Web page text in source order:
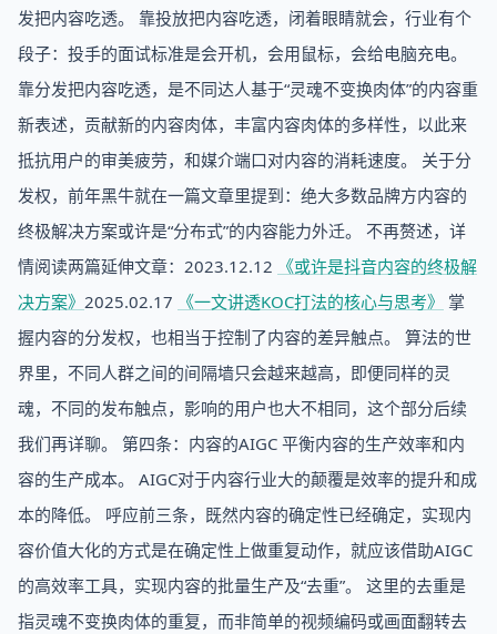
发把内容吃透。 靠投放把内容吃透，闭着眼睛就会，行业有个
段子：投手的面试标准是会开机，会用鼠标，会给电脑充电。
靠分发把内容吃透，是不同达人基于“灵魂不变换肉体”的内容重
新表述，贡献新的内容肉体，丰富内容肉体的多样性，以此来
抵抗用户的审美疲劳，和媒介端口对内容的消耗速度。 关于分
发权，前年黑牛就在一篇文章里提到：绝大多数品牌方内容的
终极解决方案或许是“分布式”的内容能力外迁。 不再赘述，详
情阅读两篇延伸文章：2023.12.12
《或许是抖音内容的终极解
决方案》 2025.02.17 《一文讲透KOC打法的核心与思考》
掌
握内容的分发权，也相当于控制了内容的差异触点。 算法的世
界里，不同人群之间的间隔墙只会越来越高，即便同样的灵
魂，不同的发布触点，影响的用户也大不相同，这个部分后续
我们再详聊。 第四条：内容的AIGC 平衡内容的生产效率和内
容的生产成本。 AIGC对于内容行业大的颠覆是效率的提升和成
本的降低。 呼应前三条，既然内容的确定性已经确定，实现内
容价值大化的方式是在确定性上做重复动作，就应该借助AIGC
的高效率工具，实现内容的批量生产及“去重”。 这里的去重是
指灵魂不变换肉体的重复，而非简单的视频编码或画面翻转去